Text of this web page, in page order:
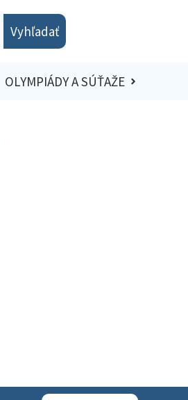
Vyhľadať
OLYMPIÁDY A SÚŤAŽE